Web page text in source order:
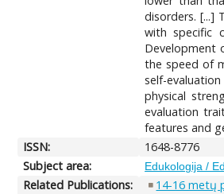
disorders. [...]
with specific
Development
the speed of
self-
physical
evaluation
features and
ISSN:
1648-8776
Subject area:
Edukologija /
Related Publications: 14-16 metų